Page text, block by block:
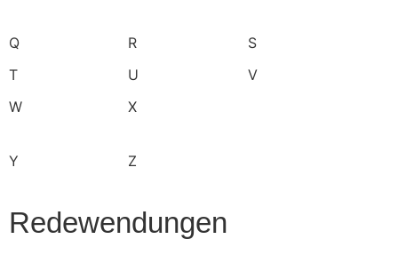
Q R
S
T
U
V
W
X
Y Z
Redewendungen